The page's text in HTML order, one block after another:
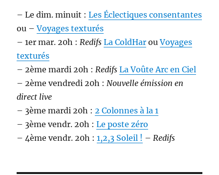
Podcast
– Le dim. minuit :Les Éclectiques consentantes
ou –Voyages texturés
– 1er mar. 20h :Redifs La ColdHar ouVoyages
texturés
– 2ème mardi 20h :Redifs La Voûte Arc en Ciel
– 2ème vendredi 20h :Nouvelle émission en
direct live
– 3ème mardi 20h :2 Colonnes à la 1
– 3ème vendr. 20h :Le poste zéro
– 4ème vendr. 20h :1,2,3 Soleil ! –Redifs